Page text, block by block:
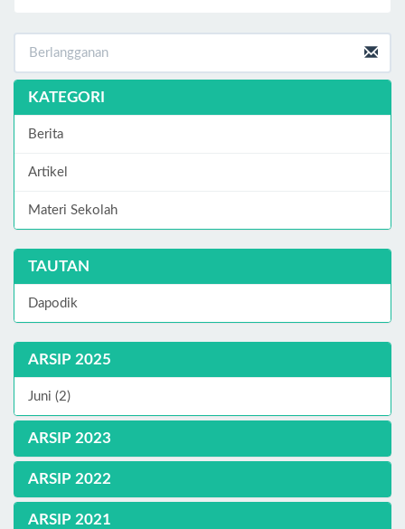
KATEGORI
Berita
Artikel
Materi Sekolah
TAUTAN
Dapodik
ARSIP 2025
Juni (2)
ARSIP 2023
ARSIP 2022
ARSIP 2021